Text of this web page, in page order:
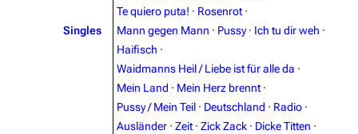
Navigation
Rammstein
Discography
Singles
Te quiero puta! · Rosenrot ·
Mann gegen Mann · Pussy · Ich tu dir weh ·
Haifisch ·
Waidmanns Heil / Liebe ist für alle da ·
Mein Land · Mein Herz brennt ·
Pussy / Mein Teil · Deutschland · Radio ·
Ausländer · Zeit · Zick Zack · Dicke Titten ·